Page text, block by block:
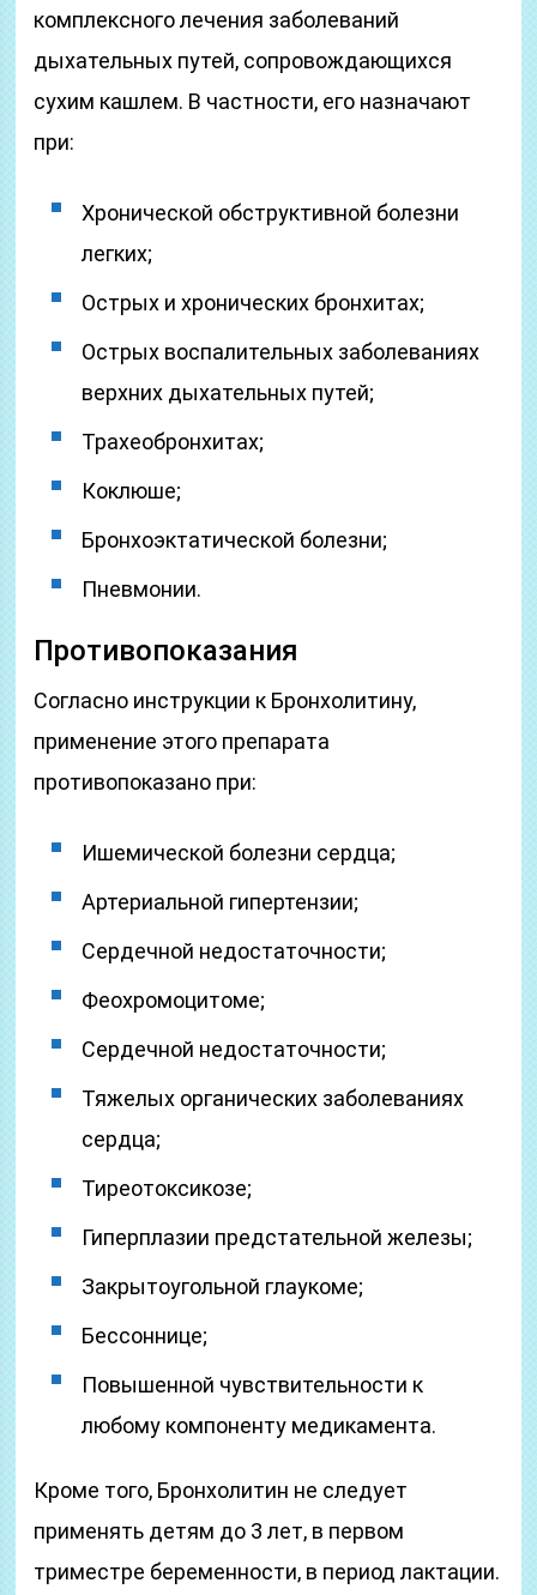
комплексного лечения заболеваний
дыхательных путей, сопровождающихся
сухим кашлем. В частности, его назначают
при:
Хронической обструктивной болезни
легких;
Острых и хронических бронхитах;
Острых воспалительных заболеваниях
верхних дыхательных путей;
Трахеобронхитах;
Коклюше;
Бронхоэктатической болезни;
Пневмонии.
Противопоказания
Согласно инструкции к Бронхолитину,
применение этого препарата
противопоказано при:
Ишемической болезни сердца;
Артериальной гипертензии;
Сердечной недостаточности;
Феохромоцитоме;
Сердечной недостаточности;
Тяжелых органических заболеваниях
сердца;
Тиреотоксикозе;
Гиперплазии предстательной железы;
Закрытоугольной глаукоме;
Бессоннице;
Повышенной чувствительности к
любому компоненту медикамента.
Кроме того, Бронхолитин не следует
применять детям до 3 лет, в первом
триместре беременности, в период лактации.